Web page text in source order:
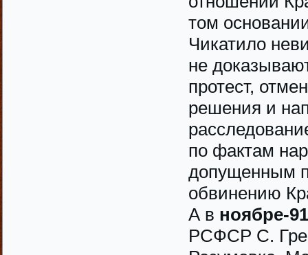
том
Чикатило
не
протест,
решения и
по фактам
допущенным
обвинению
А в ноябре-91
РСФСР С.